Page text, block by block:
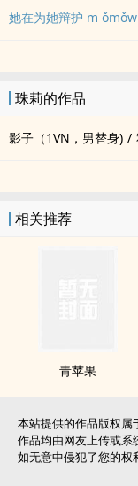
她在为她辩护 m
珠莉的作品
影子（1VN，男替身) /
相关推荐
青苹果
本站提供的作品版权属
作品均由网友上传或系
如无意中侵犯了您的权